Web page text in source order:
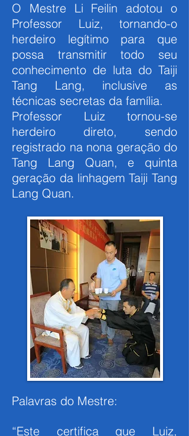
O Mestre Li Feilin adotou o
Professor Luiz, tornando-o
herdeiro legítimo para que
possa transmitir todo seu
conhecimento de luta do Taiji
Tang Lang, inclusive as
técnicas secretas da família.
Professor Luiz tornou-se
herdeiro direto, sendo
registrado na nona geração do
Tang Lang Quan, e quinta
geração da linhagem Taiji Tang
Lang Quan.
Palavras do Mestre:
“Este certifica que Luiz,